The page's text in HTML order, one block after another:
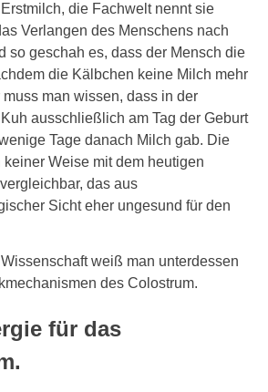
die Fachwelt nennt sie
Verlangen des Menschens nach
so geschah es, dass der Mensch die
die Kälbchen keine Milch mehr
man wissen, dass in der
ausschließlich am Tag der Geburt
Tage danach Milch gab. Die
Weise mit dem heutigen
das aus
Sicht eher ungesund für den
weiß man unterdessen
des Colostrum.
für das